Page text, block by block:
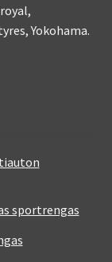
Yokohama.
sportrengas